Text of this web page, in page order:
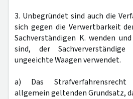
3. Unbegründet sind auch die
sich gegen die Verwertbarkeit
Sachverständigen K. wenden
sind, der
ungeeichte Waagen verwendet.
a) Das
allgemein geltenden Grundsatz,